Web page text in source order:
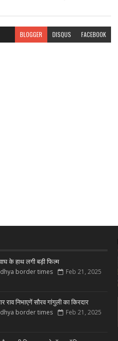
BLOGGER DISQUS FACEBOOK
के हाथ लगी बड़ी फिल्म
border times Feb 21, 2025
राव निभाएगें सौरव गांगुली का किरदार
border times Feb 21, 2025